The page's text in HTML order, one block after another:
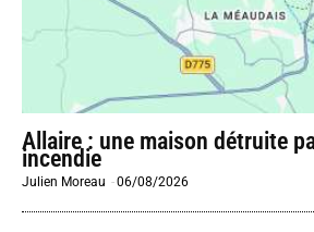
Allaire : une maison détruite
incendie
Julien Moreau -06/08/2026